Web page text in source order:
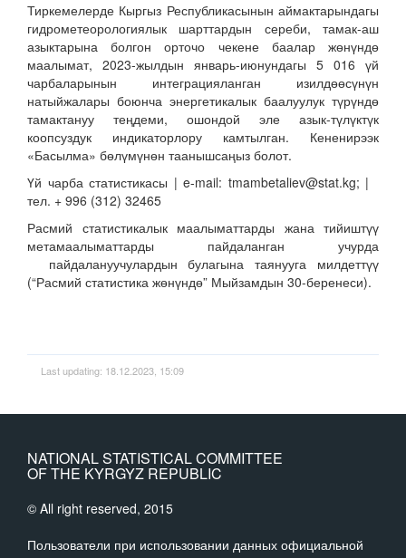
Тиркемелерде Кыргыз Республикасынын аймактарындагы
гидрометеорологиялык шарттардын сереби, тамак-аш
азыктарына болгон орточо чекене баалар жөнүндө
маалымат, 2023-жылдын январь-июнундагы 5 016 үй
чарбаларынын интеграцияланган изилдөөсүнүн
натыйжалары боюнча энергетикалык баалуулук түрүндө
тамактануу теңдеми, ошондой эле азык-түлүктүк
коопсуздук индикаторлору камтылган. Кененирээк
«Басылма» бөлүмүнөн таанышсаңыз болот.
Үй чарба статистикасы | e-mail: tmambetaliev@stat.kg; |
тел. + 996 (312) 32465
Расмий статистикалык маалыматтарды жана тийиштүү
метамаалыматтарды пайдаланган учурда
пайдалануучулардын булагына таянууга милдеттүү
(“Расмий статистика жөнүндө” Мыйзамдын 30-беренеси).
Last updating: 18.12.2023, 15:09
NATIONAL STATISTICAL COMMITTEE
OF THE KYRGYZ REPUBLIC
© All right reserved, 2015
Пользователи при использовании данных официальной